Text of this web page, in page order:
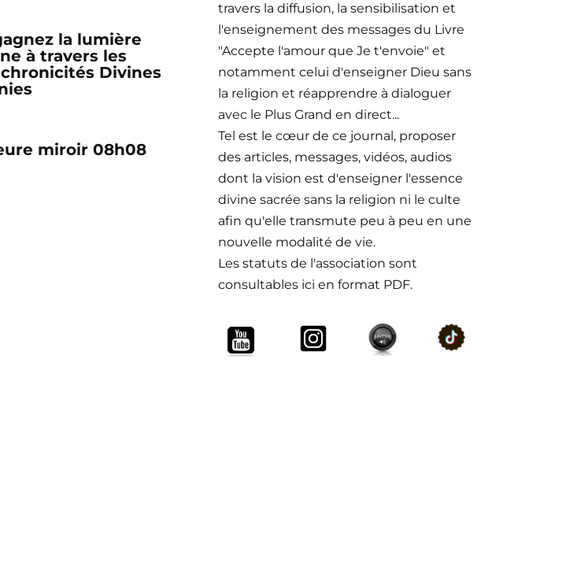
la lumière
à travers les
Divines
miroir 08h08
travers la diffusion, la sensibilisation et
l'enseignement des messages du Livre
"Accepte l'amour que Je t'envoie" et
notamment celui d'enseigner Dieu sans
la religion et réapprendre à dialoguer
avec le Plus Grand en direct...
Tel est le cœur de ce journal, proposer
des articles, messages, vidéos, audios
dont la vision est d'enseigner l'essence
divine sacrée sans la religion ni le culte
afin qu'elle transmute peu à peu en une
nouvelle modalité de vie.
Les statuts de l'association sont
consultables ici en format PDF.